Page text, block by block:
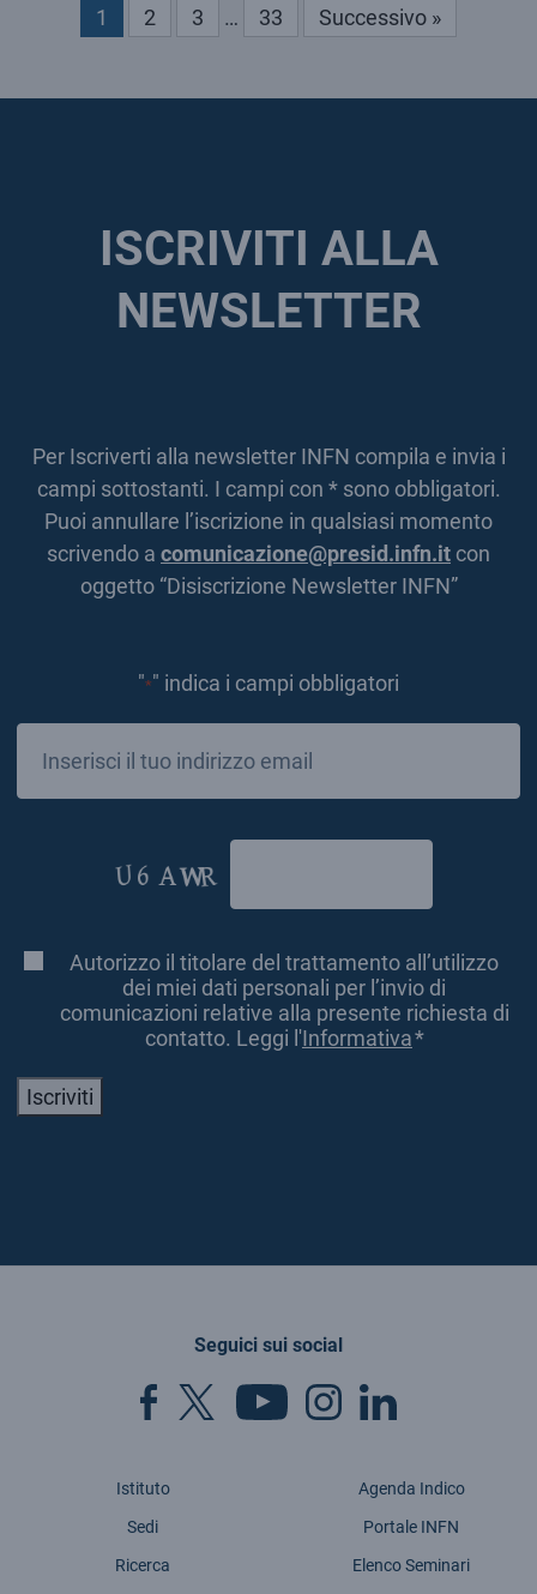
1 2 3 … 33 Successivo »
ISCRIVITI ALLA
NEWSLETTER
Per Iscriverti alla newsletter INFN compila e invia i
campi sottostanti. I campi con * sono obbligatori.
Puoi annullare l’iscrizione in qualsiasi momento
scrivendo a comunicazione@presid.infn.it con
oggetto “Disiscrizione Newsletter INFN”
"*" indica i campi obbligatori
Consenso*
Autorizzo il titolare del trattamento all’utilizzo
dei miei dati personali per l’invio di
comunicazioni relative alla presente richiesta di
contatto. Leggi l'Informativa*
Iscriviti
Seguici sui social
Istituto
Sedi
Ricerca
Agenda Indico
Portale INFN
Elenco Seminari